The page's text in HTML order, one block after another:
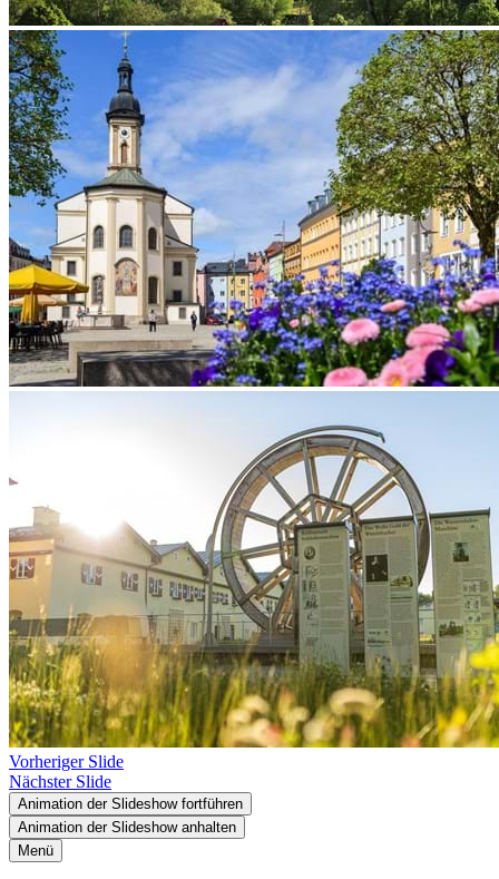
Vorheriger Slide
Nächster Slide
Animation der Slideshow fortführen
Animation der Slideshow anhalten
Menü